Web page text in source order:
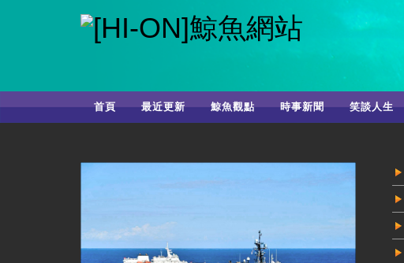
首頁 最近更新 鯨魚觀點 時事新聞 笑談人生